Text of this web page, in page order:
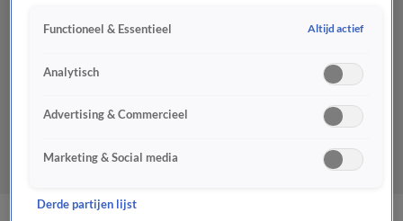
Functioneel & Essentieel Altijd actief
Analytisch
Advertising & Commercieel
Marketing & Social media
Derde partijen lijst